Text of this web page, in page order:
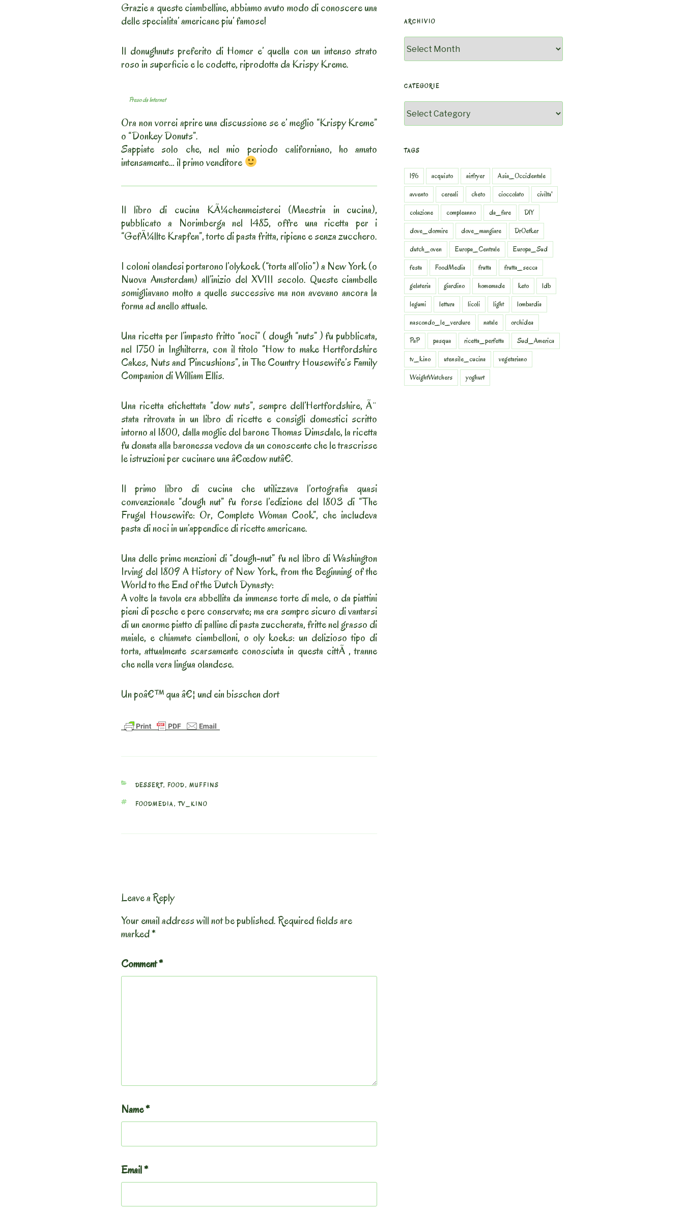
Grazie a queste ciambelline, abbiamo avuto modo di conoscere una
delle specialita’ americane piu’ famose!
Il donughnuts preferito di Homer e’ quella con un intenso strato
roso in superficie e le codette, riprodotta da Krispy Kreme.
Preso da Internet
Ora non vorrei aprire una discussione se e’ meglio “Krispy Kreme”
o “Donkey Donuts”.
Sappiate solo che, nel mio periodo californiano, ho amato
intensamente… il primo venditore
Il libro di cucina KÃ¼chenmeisterei (Maestria in cucina),
pubblicato a Norimberga nel 1485, offre una ricetta per i
“GefÃ¼llte Krapfen”, torte di pasta fritta, ripiene e senza zucchero.
I coloni olandesi portarono l’olykoek (“torta all’olio”) a New York (o
Nuova Amsterdam) all’inizio del XVIII secolo. Queste ciambelle
somigliavano molto a quelle successive ma non avevano ancora la
forma ad anello attuale.
Una ricetta per l’impasto fritto “noci” ( dough “nuts” ) fu pubblicata,
nel 1750 in Inghilterra, con il titolo “How to make Hertfordshire
Cakes, Nuts and Pincushions”, in The Country Housewife’s Family
Companion di William Ellis.
Una ricetta etichettata “dow nuts”, sempre dell’Hertfordshire, Ã¨
stata ritrovata in un libro di ricette e consigli domestici scritto
intorno al 1800, dalla moglie del barone Thomas Dimsdale, la ricetta
fu donata alla baronessa vedova da un conoscente che le trascrisse
le istruzioni per cucinare una â€œdow nutâ€.
Il primo libro di cucina che utilizzava l’ortografia quasi
convenzionale “dough nut” fu forse l’edizione del 1803 di “The
Frugal Housewife: Or, Complete Woman Cook”, che includeva
pasta di noci in un’appendice di ricette americane.
Una delle prime menzioni di “dough-nut” fu nel libro di Washington
Irving del 1809 A History of New York, from the Beginning of the
World to the End of the Dutch Dynasty:
A volte la tavola era abbellita da immense torte di mele, o da piattini
pieni di pesche e pere conservate; ma era sempre sicuro di vantarsi
di un enorme piatto di palline di pasta zuccherata, fritte nel grasso di
maiale, e chiamate ciambelloni, o oly koeks: un delizioso tipo di
torta, attualmente scarsamente conosciuta in questa cittÃ , tranne
che nella vera lingua olandese.
Un poâ€™ qua â€¦ und ein bisschen dort
CATEGORIES
DESSERT, FOOD, MUFFINS
TAGS
FOODMEDIA,TV_KINO
Leave a Reply
Your email address will not be published.Required fields are
marked*
Comment*
Name*
Email*
ARCHIVIO
CATEGORIE
TAGS
196 acquisto airfryer
Asia_Occidentale
avvento
cereali cheto cioccolato
civilta'
colazione
compleanno da_fare
DIY
dove_dormire
dove_mangiare
DrOetker
dutch_oven
Europa_Centrale
Europa_Sud
festa
FoodMedia frutta
frutta_secca
gelateria
giardino homemade keto
ldb
legumi
lettura licoli light
lombardia
nascondo_le_verdure
natale
orchidea
PaP
pasqua ricetta_perfetta
Sud_America
tv_kino
utensile_cucina
vegetariano
WeightWatchers
yoghurt